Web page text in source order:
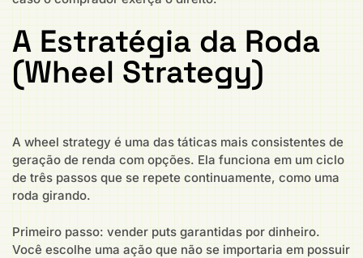
A Estratégia da Roda
(Wheel Strategy)
A wheel strategy é uma das táticas mais consistentes de
geração de renda com opções. Ela funciona em um ciclo
de três passos que se repete continuamente, como uma
roda girando.
Primeiro passo: vender puts garantidas por dinheiro.
Você escolhe uma ação que não se importaria em possuir